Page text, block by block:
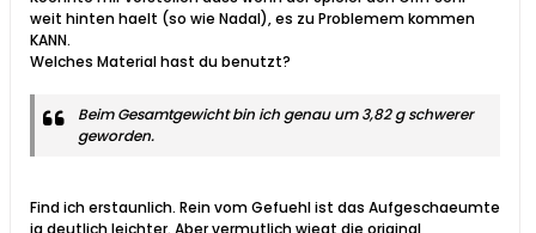
weit hinten haelt (so wie Nadal), es zu Problemem kommen
KANN.
Welches Material hast du benutzt?
Beim Gesamtgewicht bin ich genau um 3,82 g schwerer
geworden.
Find ich erstaunlich. Rein vom Gefuehl ist das Aufgeschaeumte